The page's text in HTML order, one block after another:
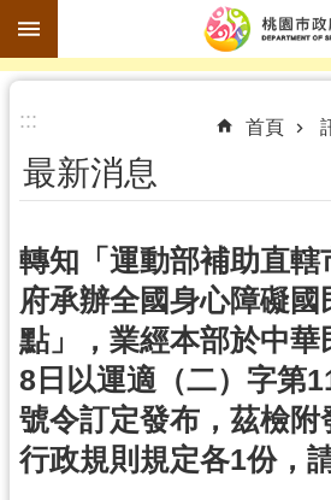
跳到主要內容區塊
進
搜
尋
訊
息
公
告
認
識
::: 首頁
最新消息
轉知「運動部補助直轄
府承辦全國身心障礙國
點」，業經本部於中華
8日以運適（二）字第
號令訂定發布，茲檢附
行政規則規定各1份，